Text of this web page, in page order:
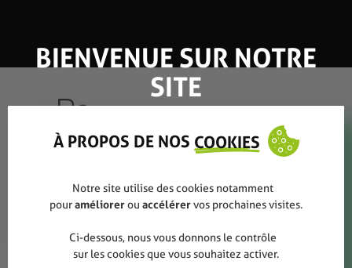
Qui sommes-nous ?
Rapports annuels
Contact
Presse
BIENVENUE SUR NOTRE
SITE
À PROPOS DE NOS COOKIES
Notre site utilise des cookies notamment
pouraméliorerou accélérervos prochaines visites.
Ci-dessous, nous vous donnons le contrôle
sur les cookies que vous souhaitez activer.